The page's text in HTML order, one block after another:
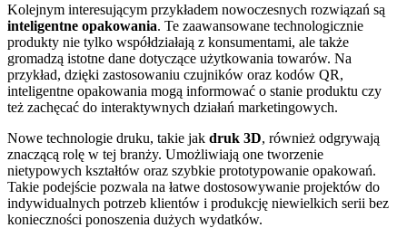
Kolejnym interesującym przykładem nowoczesnych rozwiązań są
inteligentne opakowania. Te zaawansowane technologicznie
produkty nie tylko współdziałają z konsumentami, ale także
gromadzą istotne dane dotyczące użytkowania towarów. Na
przykład, dzięki zastosowaniu czujników oraz kodów QR,
inteligentne opakowania mogą informować o stanie produktu czy
też zachęcać do interaktywnych działań marketingowych.
Nowe technologie druku, takie jak druk 3D, również odgrywają
znaczącą rolę w tej branży. Umożliwiają one tworzenie
nietypowych kształtów oraz szybkie prototypowanie opakowań.
Takie podejście pozwala na łatwe dostosowywanie projektów do
indywidualnych potrzeb klientów i produkcję niewielkich serii bez
konieczności ponoszenia dużych wydatków.